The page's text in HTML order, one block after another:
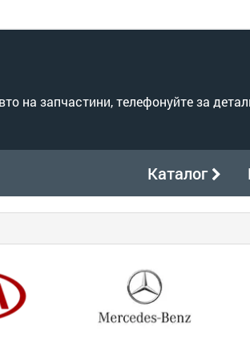
на запчастини, телефонуйте за
Каталог